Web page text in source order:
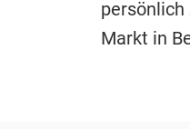
persönlich
Markt in